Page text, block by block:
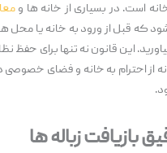
است. در بسیاری از خانه‌ ها و
که قبل از ورود به خانه یا محل‌
این قانون نه ‌تنها برای حفظ
از احترام به خانه و فضای خصوصی
زباله‌ ها